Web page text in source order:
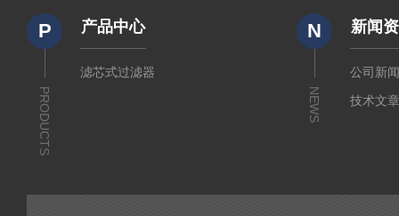
P
PRODUCTS
产品中心
滤芯式过滤器
N
NEWS
新闻
公司新
技术文